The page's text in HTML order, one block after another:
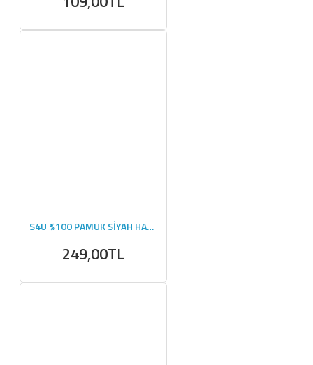
S4U %100 PAMUK SİYAH HAVLU
249,00TL